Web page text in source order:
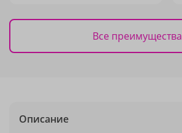
Все преимущества
Описание